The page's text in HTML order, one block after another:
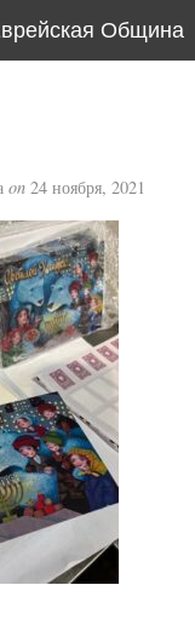
Община
on 24 ноября, 2021